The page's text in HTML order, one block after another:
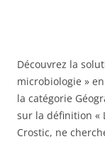
Découvrez la
microbiologie »
la catégorie
sur la définition «
Crostic, ne